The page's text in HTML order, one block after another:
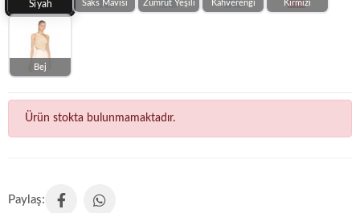
Siyah Saks Mavisi Zümrüt Yeşili Kahverengi Kırmızı
Bej
Ürün stokta bulunmamaktadır.